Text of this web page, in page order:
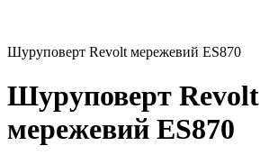
Шуруповерт Revolt мережевий ES870
Шуруповерт Revolt
мережевий ES870